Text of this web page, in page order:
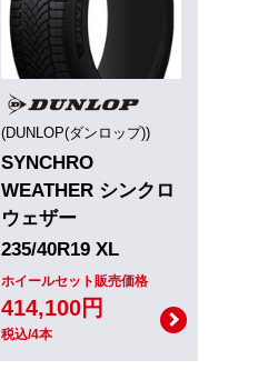
(DUNLOP(ダンロップ))
SYNCHRO
WEATHER シンクロ
ウェザー
235/40R19 XL
ホイールセット販売価格
414,100円
税込/4本